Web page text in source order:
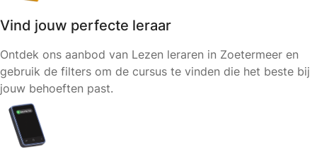
Vind jouw perfecte leraar
Ontdek ons aanbod van Lezen leraren in Zoetermeer en
gebruik de filters om de cursus te vinden die het beste bij
jouw behoeften past.